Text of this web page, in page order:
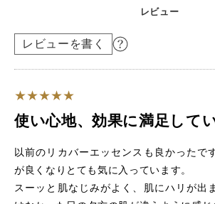
レビュー
レビューを書く
使い心地、効果に満足して
以前のリカバーエッセンスも良かったで
が良くなりとても気に入っています。
スーッと肌なじみがよく、肌にハリが出